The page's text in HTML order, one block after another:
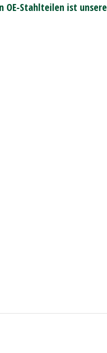
OE-Stahlteilen ist unsere